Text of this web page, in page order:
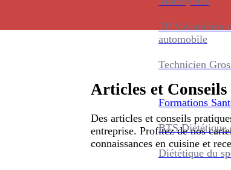
TP Mécanicien
automobile
Technicien
Formations
BTS Diététique
Diététique du
Articles et
Des articles et conseils
entreprise. Profitez de nos
connaissances en cuisine et